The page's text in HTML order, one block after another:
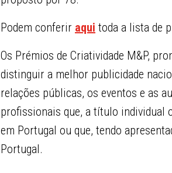
Podem conferir aqui toda a lista de
Os Prémios de Criatividade M&P,
distinguir a melhor publicidade
relações públicas, os eventos e as
profissionais que, a título individual
em Portugal ou que, tendo
Portugal.